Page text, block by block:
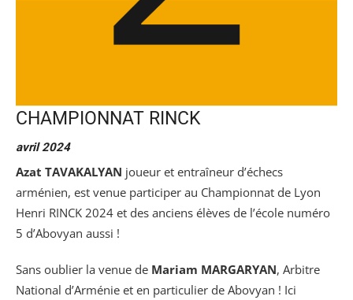
CHAMPIONNAT RINCK
avril 2024
Azat TAVAKALYAN joueur et entraîneur d’échecs
arménien, est venue participer au Championnat de Lyon
Henri RINCK 2024 et des anciens élèves de l’école numéro
5 d’Abovyan aussi !
Sans oublier la venue de Mariam MARGARYAN, Arbitre
National d’Arménie et en particulier de Abovyan ! Ici